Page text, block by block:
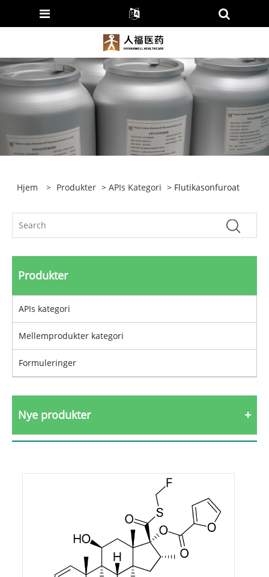
Hjem > Produkter >APIs Kategori > Flutikasonfuroat
Produkter
APIs kategori
Mellemprodukter kategori
Formuleringer
Nye produkter